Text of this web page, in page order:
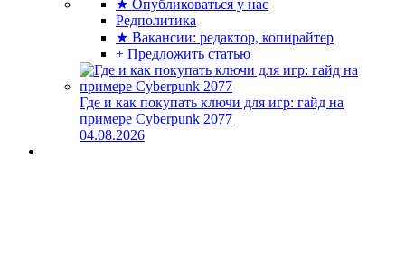
★ Опубликоваться у нас
Редполитика
★ Вакансии: редактор, копирайтер
+ Предложить статью
Где и как покупать ключи для игр: гайд на
примере Cyberpunk 2077
04.08.2026